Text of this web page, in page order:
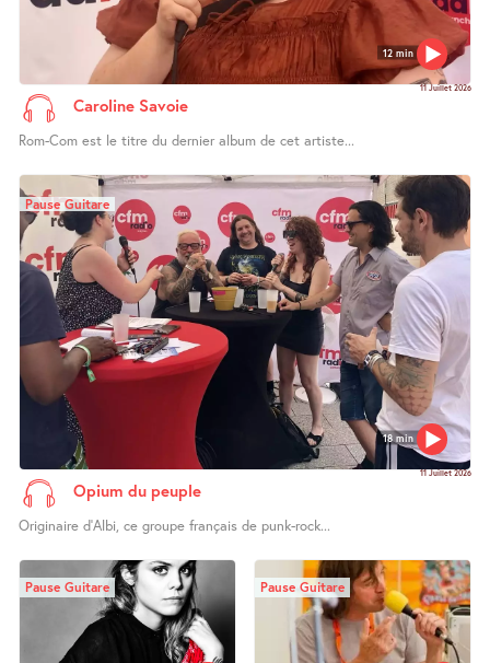
12 min
11 Juillet 2026
Caroline Savoie
Rom-Com est le titre du dernier album de cet artiste...
18 min
Pause Guitare
11 Juillet 2026
Opium du peuple
Originaire d’Albi, ce groupe français de punk-rock...
Pause Guitare Pause Guitare